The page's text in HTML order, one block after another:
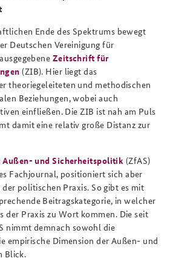
Ende des Spektrums bewegt
Deutschen Vereinigung für
Zeitschrift für
(ZIB). Hier liegt das
theoriegeleiteten und methodischen
Beziehungen, wobei auch
einfließen. Die ZIB ist nah am Puls
damit eine relativ große Distanz zur
und Sicherheitspolitik (ZfAS)
Fachjournal, positioniert sich aber
politischen Praxis. So gibt es mit
Beitragskategorie, in welcher
der Praxis zu Wort kommen. Die seit
nimmt demnach sowohl die
empirische Dimension der Außen- und
Blick.